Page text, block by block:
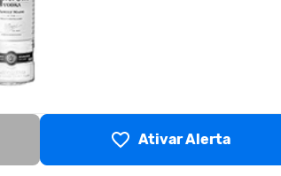
Ativar Alerta